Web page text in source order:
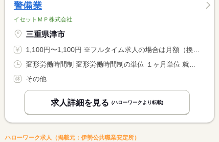
警備業
イセットＭＰ株式会社
三重県津市
1,100円〜1,100円 ※フルタイム求人の場合は月額（換算額）、パート求人の場合は時間額を表示しています。
変形労働時間制 変形労働時間制の単位 １ヶ月単位 就業時間１ 20時00分〜8時00分
その他
求人詳細を見る (ハローワークより転載)
ハローワーク求人（掲載元：伊勢公共職業安定所）